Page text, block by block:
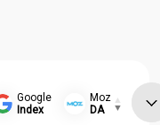
Google
Index
Moz
DA